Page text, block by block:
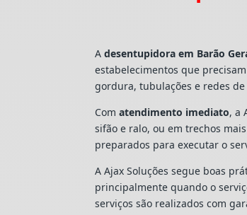
Adesentupidora em Barão
estabelecimentos que
gordura, tubulações e redes
Comatendimento imediato, a
sifão e ralo, ou em trechos
preparados para executar o
A Ajax Soluções segue boas
principalmente quando o
serviços são realizados com